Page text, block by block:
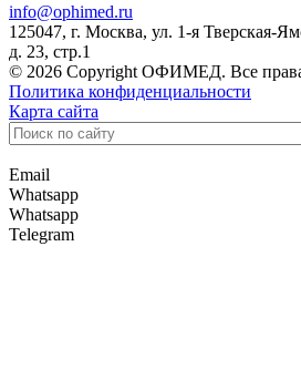
info@ophimed.ru
125047, г. Москва, ул. 1-я Тверская-
д. 23, стр.1
© 2026 Copyright ОФИМЕД. Все
Политика конфиденциальности
Карта сайта
Email
Whatsapp
Whatsapp
Telegram